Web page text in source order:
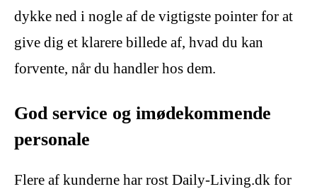
dykke ned i nogle af de vigtigste pointer for at
give dig et klarere billede af, hvad du kan
forvente, når du handler hos dem.
God service og imødekommende
personale
Flere af kunderne har rost Daily-Living.dk for